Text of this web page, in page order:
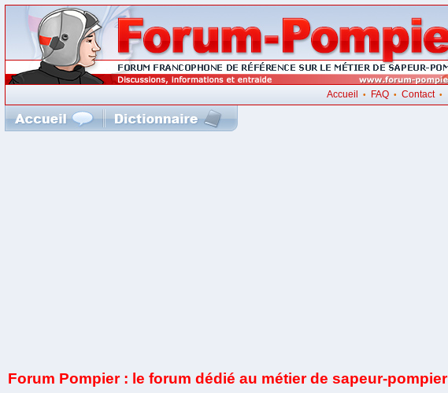
Accueil • FAQ• Contact•
Forum Pompier : le forum dédié au métier de sapeur-pompier